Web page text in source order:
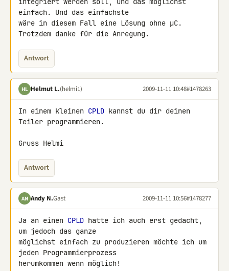
einfach. Und das einfachste
wäre in diesem Fall eine Lösung ohne µC.
Trotzdem danke für die Anregung.
Antwort
HL Helmut L.(helmi1) 2009-11-11 10:48#1478263
In einem kleinen CPLD kannst du dir deinen
Teiler programmieren.
Gruss Helmi
Antwort
AN Andy N.Gast 2009-11-11 10:56#1478277
Ja an einen CPLD hatte ich auch erst gedacht,
um jedoch das ganze
möglichst einfach zu produzieren möchte ich um
jeden Programmierprozess
herumkommen wenn möglich!